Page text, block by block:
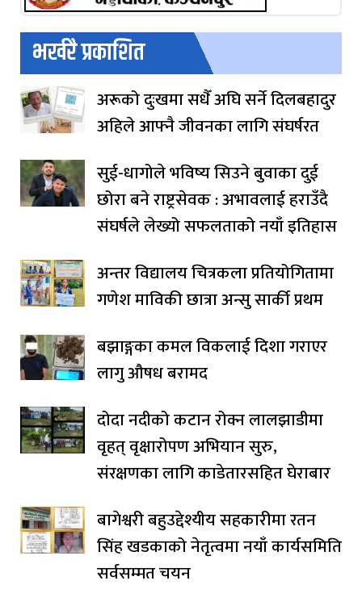
भर्खरै प्रकाशित
अरूको दुःखमा सधैँ अघि सर्ने दिलबहादुर
अहिले आफ्नै जीवनका लागि संघर्षरत
सुई-धागोले भविष्य सिउने बुवाका दुई
छोरा बने राष्ट्रसेवक : अभावलाई हराउँदै
संघर्षले लेख्यो सफलताको नयाँ इतिहास
अन्तर विद्यालय चित्रकला प्रतियोगितामा
गणेश माविकी छात्रा अन्सु सार्की प्रथम
बझाङ्गका कमल विकलाई दिशा गराएर
लागु औषध बरामद
दोदा नदीको कटान रोक्न लालझाडीमा
वृहत् वृक्षारोपण अभियान सुरु,
संरक्षणका लागि काडेतारसहित घेराबार
बागेश्वरी बहुउद्देश्यीय सहकारीमा रतन
सिंह खडकाको नेतृत्वमा नयाँ कार्यसमिति
सर्वसम्मत चयन